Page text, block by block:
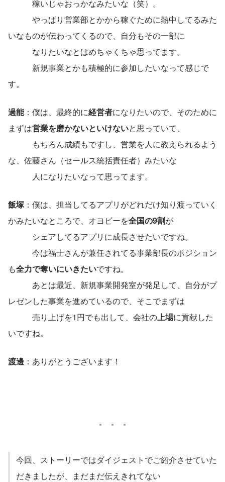
稼いじゃおっかなみたいな（笑）。
やっぱり営業部とかから稼ぐために熱中してるみた
いなものが伝わってくるので、自分もその一部に
なりたいなとはめちゃくちゃ思ってます。
新規事業とかも積極的に参加したいなって感じで
す。
過能：僕は、最終的に経営者になりたいので、そのために
まずは営業を磨かないといけないと思っていて、
もちろん成績もですし、営業を人に教えられるよう
な、佐藤さん（セールス統括責任者）みたいな
人になりたいなって思ってます。
飯塚：僕は、担当してるアプリがどれだけ知り渡っていく
かみたいなところで、オヨビーを全国の9割が
シェアしてるアプリに成長させたいですね。
今は福士さんが兼任されてる事業部長のポジション
も全力で奪いにいきたいですね。
あとは最近、新規事業開発室が発足して、自分がプ
レゼンした事業を進めているので、そこでまずは
売り上げを1円でも出して、会社の上場に貢献した
いですね。
渡邊 ：ありがとうございます！
今回、ストーリーではダイジェストでご紹介させていた
だきましたが、まだまだ伝えきれてない